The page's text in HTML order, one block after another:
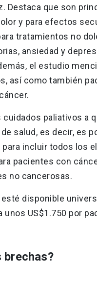
Destaca que son
y para efectos
tratamientos no
ansiedad y
el estudio
así como también
paliativos a
salud, es decir, es
incluir todos los
pacientes con
no cancerosas.
disponible
unos US$1.750 por
brechas?